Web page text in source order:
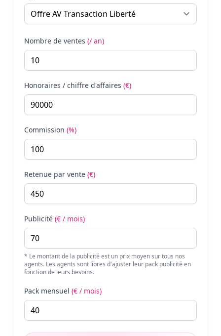
Nombre de ventes (/ an)
Honoraires / chiffre d'affaires (€)
Commission (%)
Retenue par vente (€)
Publicité (€ / mois)
* Le montant de la publicité est un prix moyen sur tous nos
agents. Les agents sont libres d'ajuster leur pack publicité en
fonction de leurs besoins.
Pack mensuel (€ / mois)